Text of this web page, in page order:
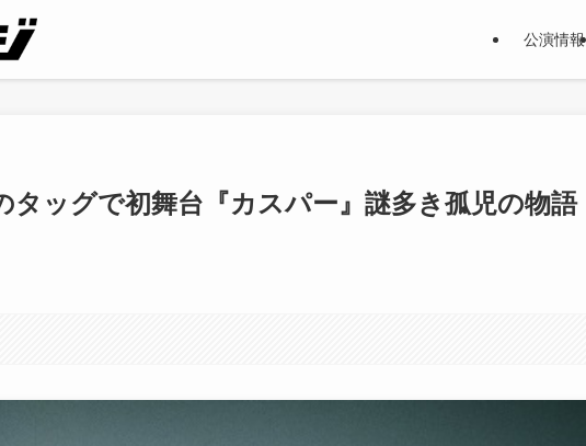
公演情報
タッグで初舞台『カスパー』謎多き孤児の物語